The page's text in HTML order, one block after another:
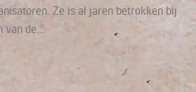
Ze is al jaren betrokken bij
van de…